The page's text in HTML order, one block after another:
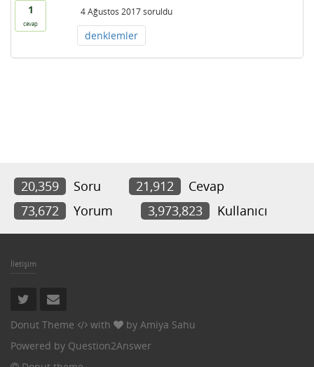
1
cevap
4 Ağustos 2017 soruldu
denklemler
20,359 Soru 21,912
Cevap
73,672
Yorum 3,973,823 Kullanıcı
İletişim
Donut Theme with by Amiya Sahu
Powered by Question2Answer